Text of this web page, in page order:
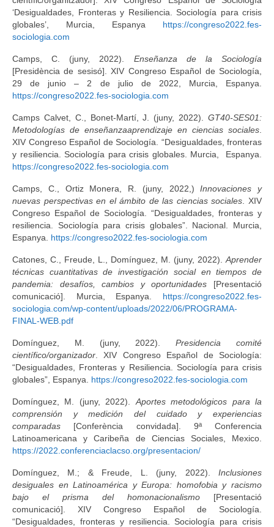
‘Desigualdades, Fronteras y Resiliencia. Sociología para crisis
globales’, Murcia, Espanya https://congreso2022.fes-
sociologia.com
Camps, C. (juny, 2022). Enseñanza de la Sociología
[Presidència de sesisó]. XIV Congreso Español de Sociología,
29 de junio – 2 de julio de 2022, Murcia, Espanya.
https://congreso2022.fes-sociologia.com
Camps Calvet, C., Bonet-Martí, J. (juny, 2022). GT40-SES01:
Metodologías de enseñanzaaprendizaje en ciencias sociales
XIV Congreso Español de Sociología. “Desigualdades, fronteras
y resiliencia. Sociología para crisis globales. Murcia, Espanya.
https://congreso2022.fes-sociologia.com
Camps, C., Ortiz Monera, R. (juny, 2022,)Innovaciones y
nuevas perspectivas en el ámbito de las ciencias sociales . XIV
Congreso Español de Sociología. “Desigualdades, fronteras y
resiliencia. Sociología para crisis globales”. Nacional. Murcia,
Espanya. https://congreso2022.fes-sociologia.com
Catones, C., Freude, L., Domínguez, M. (juny, 2022). Aprender
técnicas cuantitativas de investigación social en tiempos de
pandemia: desafíos, cambios y oportunidades [Presentació
comunicació]. Murcia, Espanya. https://congreso2022.fes-
sociologia.com/wp-content/uploads/2022/06/PROGRAMA-
FINAL-WEB.pdf
Domínguez, M. (juny, 2022).Presidencia comité
científico/organizador . XIV Congreso Español de Sociología:
“Desigualdades, Fronteras y Resiliencia. Sociología para crisis
globales”, Espanya. https://congreso2022.fes-sociologia.com
Domínguez, M. (juny, 2022). Aportes metodológicos para la
comprensión y medición del cuidado y experiencias
comparadas [Conferència convidada]. 9ª Conferencia
Latinoamericana y Caribeña de Ciencias Sociales, Mexico.
https://2022.conferenciaclacso.org/presentacion/
Domínguez, M.; & Freude, L. (juny, 2022). Inclusiones
desiguales en Latinoamérica y Europa: homofobia y racismo
bajo el prisma del homonacionalismo [Presentació
comunicació]. XIV Congreso Español de Sociología.
“Desigualdades, fronteras y resiliencia. Sociología para crisis